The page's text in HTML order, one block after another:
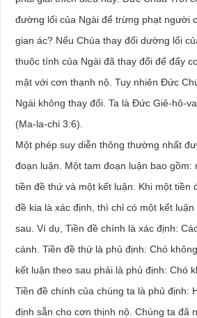
đường lối của Ngài để trừng phạt người
gian ác? Nếu Chúa thay đổi dường lối
thuộc tính của Ngài đã thay đổi để đẩy
mặt với cơn thạnh nộ. Tuy nhiên Đức
Ngài không thay đổi. Ta là Đức Giê-hô-
(Ma-la-chi 3:6).
Một phép suy diễn thông thường nhất
đoạn luận. Một tam đoạn luận bao gồm:
tiền đề thứ và một kết luận. Khi một tiền
đề kia là xác định, thì chỉ có một kết
sau. Ví dụ, Tiền đề chính là xác định:
cánh. Tiền đề thứ là phủ định: Chó
kết luận theo sau phải là phủ định: Chó
Tiền đề chính của chúng ta là phủ định:
định sẵn cho cơn thịnh nộ. Chúng ta đã